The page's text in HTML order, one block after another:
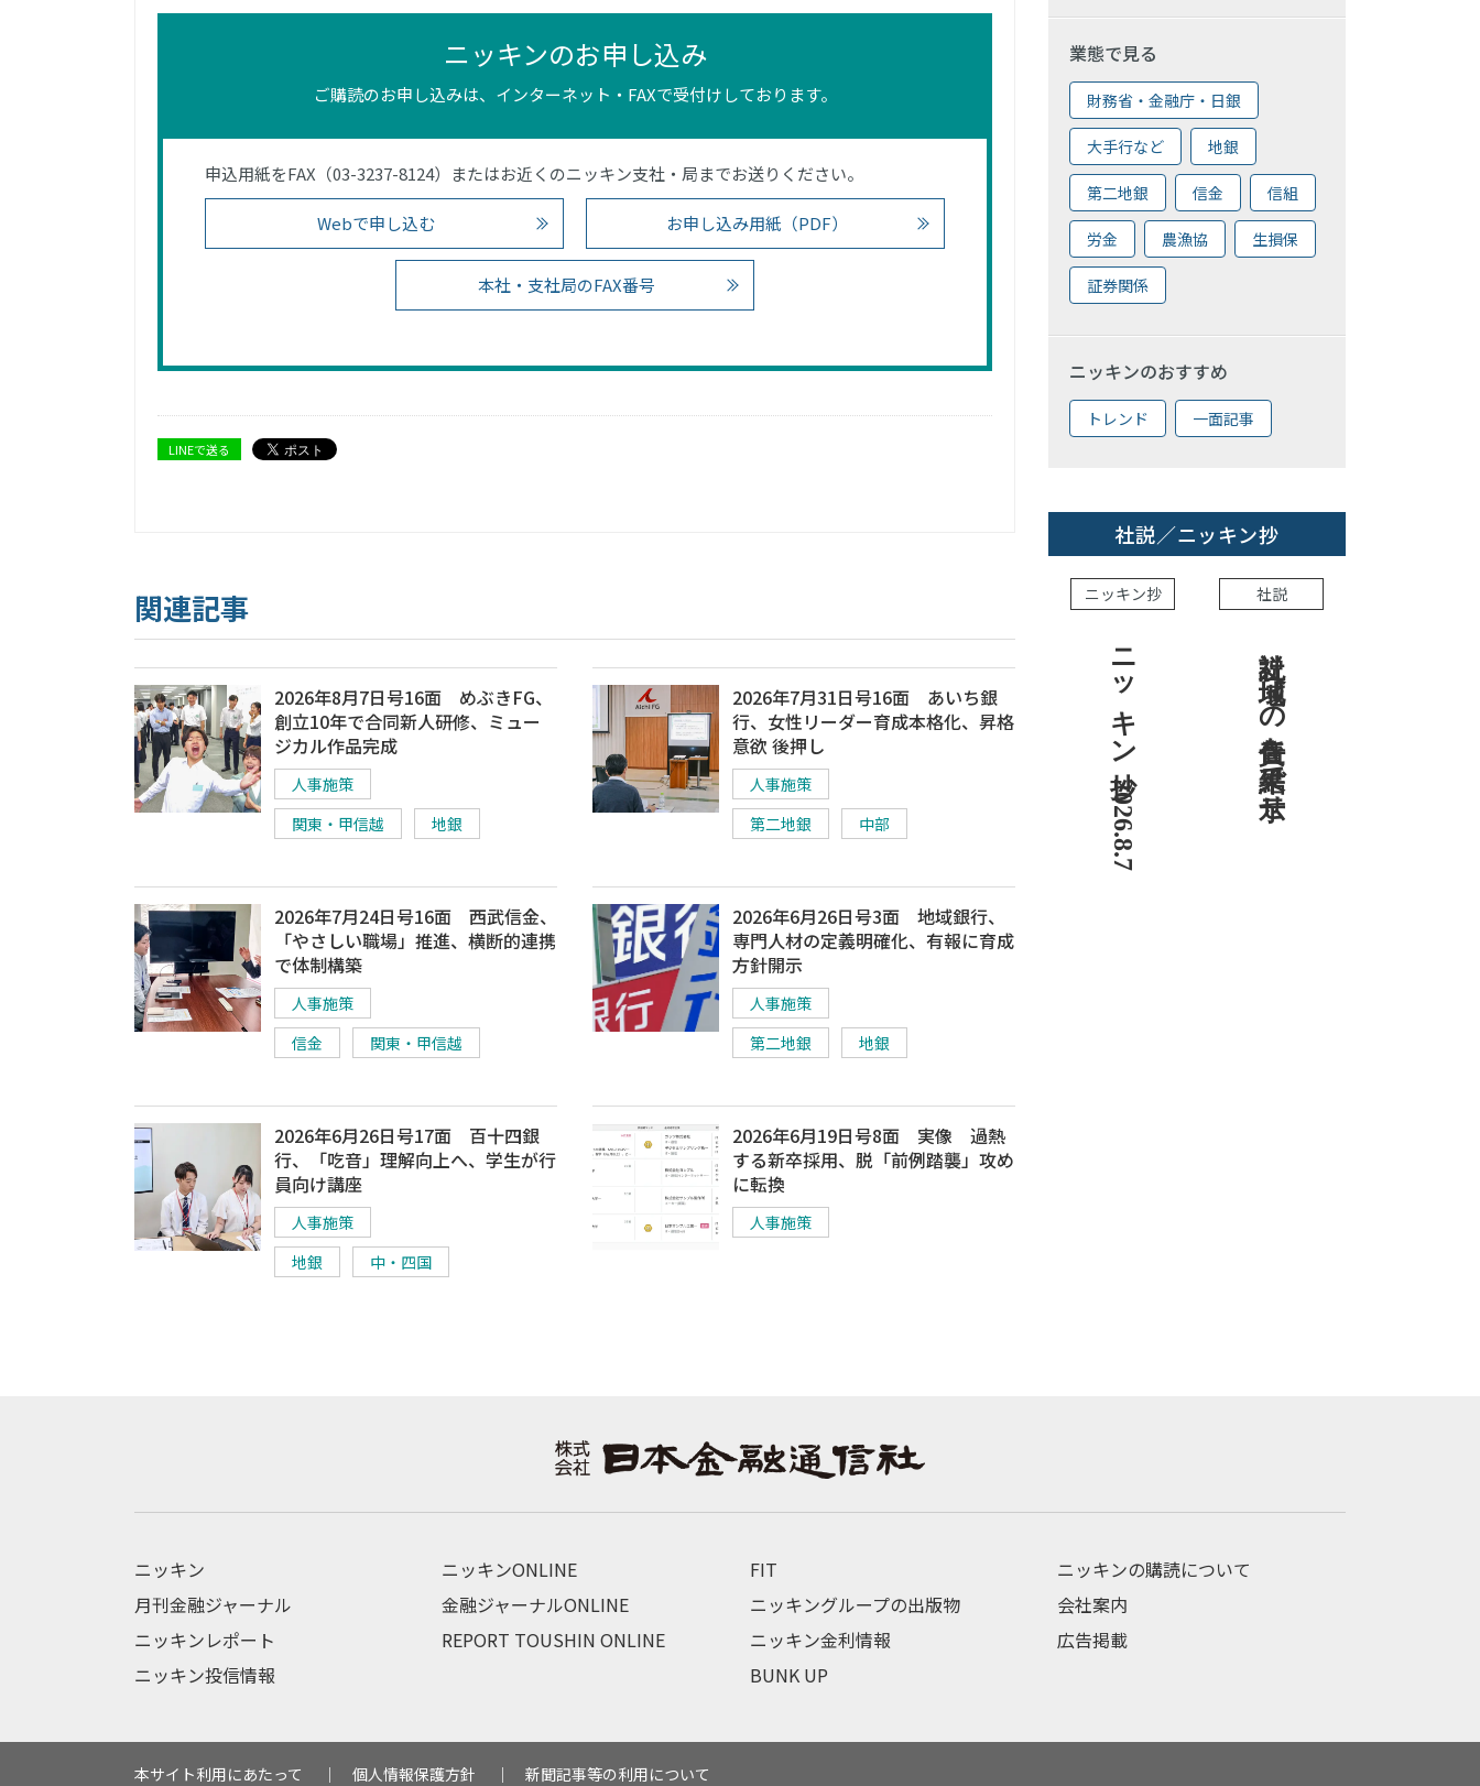
ニッキンのお申し込み
ご購読のお申し込みは、インターネット・FAXで受付けしております。
申込用紙をFAX（03-3237-8124）またはお近くのニッキン支社・局までお送りください。
Webで申し込む お申し込み用紙（PDF）
本社・支社局のFAX番号
LINEで送る
関連記事
2026年8月7日号16面 めぶきFG、
創立10年で合同新人研修、ミュー
ジカル作品完成
人事施策
関東・甲信越
地銀
2026年7月31日号16面 あいち銀
行、女性リーダー育成本格化、昇格
意欲 後押し
人事施策
第二地銀
中部
2026年7月24日号16面 西武信金、
「やさしい職場」推進、横断的連携
で体制構築
人事施策
信金
関東・甲信越
2026年6月26日号3面 地域銀行、
専門人材の定義明確化、有報に育成
方針開示
人事施策
第二地銀
地銀
2026年6月26日号17面 百十四銀
行、「吃音」理解向上へ、学生が行
員向け講座
人事施策
地銀
中・四国
2026年6月19日号8面 実像 過熱
する新卒採用、脱「前例踏襲」攻め
に転換
人事施策
業態で見る
財務省・金融庁・日銀
大手行など 地銀
第二地銀 信金 信組
労金 農漁協 生損保
証券関係
ニッキンのおすすめ
トレンド 一面記事
社説／ニッキン抄
ニッキン抄
ニッキン抄 2026.8.7
社説
社説 地域への責任を結果で示せ
ニッキン
月刊金融ジャーナル
ニッキンレポート
ニッキン投信情報
ニッキンONLINE
金融ジャーナルONLINE
REPORT TOUSHIN ONLINE
FIT
ニッキングループの出版物
ニッキン金利情報
BUNK UP
ニッキンの購読について
会社案内
広告掲載
本サイト利用にあたって 個人情報保護方針 新聞記事等の利用について